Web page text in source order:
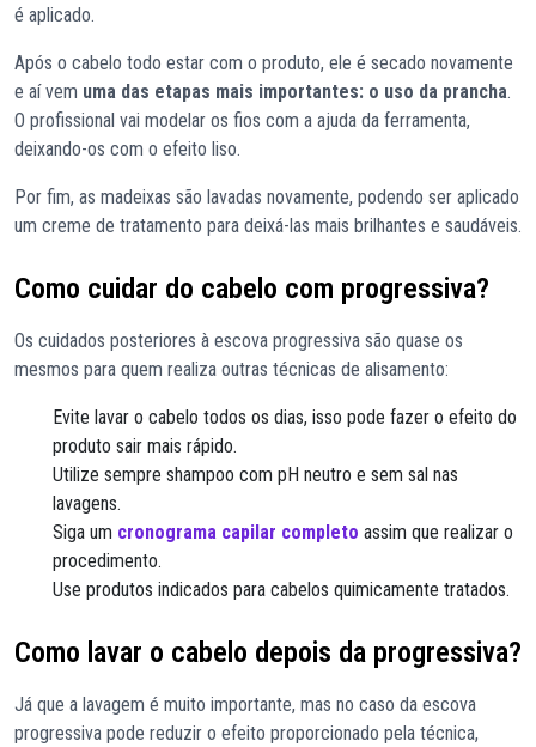
é aplicado.
Após o cabelo todo estar com o produto, ele é secado novamente
e aí vem uma das etapas mais importantes: o uso da prancha.
O profissional vai modelar os fios com a ajuda da ferramenta,
deixando-os com o efeito liso.
Por fim, as madeixas são lavadas novamente, podendo ser aplicado
um creme de tratamento para deixá-las mais brilhantes e saudáveis.
Como cuidar do cabelo com progressiva?
Os cuidados posteriores à escova progressiva são quase os
mesmos para quem realiza outras técnicas de alisamento:
Evite lavar o cabelo todos os dias, isso pode fazer o efeito do
produto sair mais rápido.
Utilize sempre shampoo com pH neutro e sem sal nas
lavagens.
Siga um cronograma capilar completo assim que realizar o
procedimento.
Use produtos indicados para cabelos quimicamente tratados.
Como lavar o cabelo depois da progressiva?
Já que a lavagem é muito importante, mas no caso da escova
progressiva pode reduzir o efeito proporcionado pela técnica,